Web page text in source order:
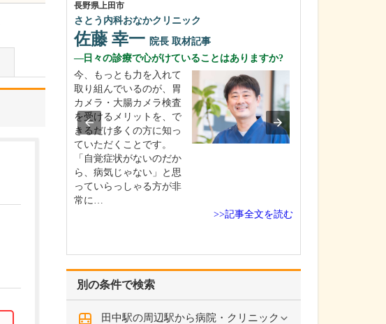
別の条件で検索
田中駅の周辺駅から病院・クリニック
長野県上田市
さとう内科おなかクリニック
佐藤 幸一 院長 取材記事
日々の診療で心がけていることはありますか?
今、もっとも力を入れて
取り組んでいるのが、胃
カメラ・大腸カメラ検査
を受けるメリットを、で
きるだけ多くの方に知っ
ていただくことです。
「自覚症状がないのだか
ら、病気じゃない」と思
っていらっしゃる方が非
常に…
>>記事全文を読む